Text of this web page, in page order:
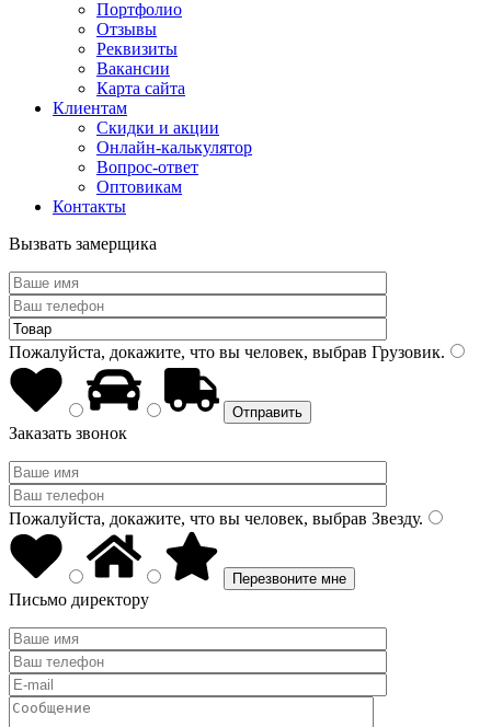
Портфолио
Отзывы
Реквизиты
Вакансии
Карта сайта
Клиентам
Скидки и акции
Онлайн-калькулятор
Вопрос-ответ
Оптовикам
Контакты
Вызвать замерщика
Пожалуйста, докажите, что вы человек, выбрав Грузовик.
Заказать звонок
Пожалуйста, докажите, что вы человек, выбрав Звезду.
Письмо директору